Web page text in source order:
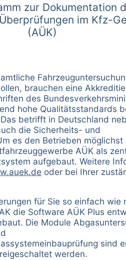
zur Dokumentation
im Kfz-
(AÜK)
brauchen eine
des
hohe Qualitätsstandards
betrifft in Deutschland
die Sicherheits- und
es den Betrieben
AÜK als
aufgebaut. Weitere
oder bei Ihrer
für Sie so einfach wie
die Software AÜK Plus
Die Module
sind
werden.